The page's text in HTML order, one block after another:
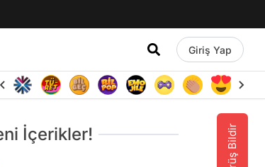
Giriş Yap
Görüş Bildir
İçerikler!